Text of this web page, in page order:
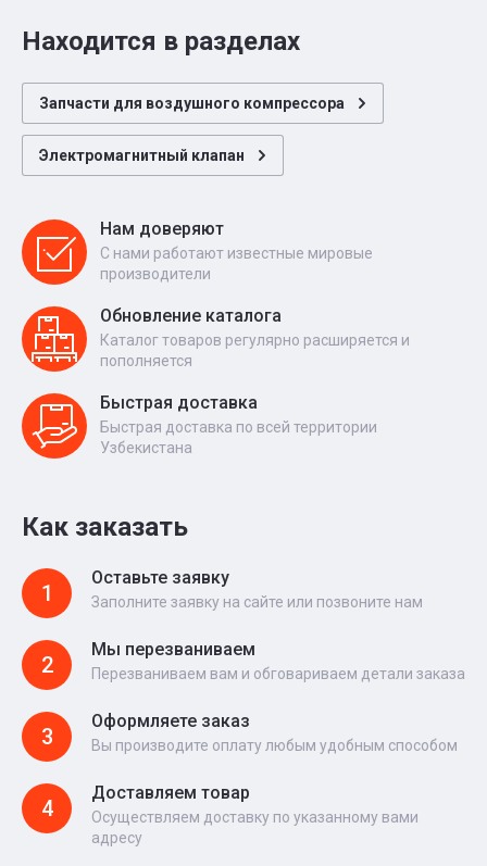
Находится в разделах
Запчасти для воздушного компрессора
Электромагнитный клапан
Нам доверяют
С нами работают известные мировые
производители
Обновление каталога
Каталог товаров регулярно расширяется и
пополняется
Быстрая доставка
Быстрая доставка по всей территории
Узбекистана
Как заказать
1
Оставьте заявку
Заполните заявку на сайте или позвоните нам
2
Мы перезваниваем
Перезваниваем вам и обговариваем детали заказа
3
Оформляете заказ
Вы производите оплату любым удобным способом
4
Доставляем товар
Осуществляем доставку по указанному вами
адресу